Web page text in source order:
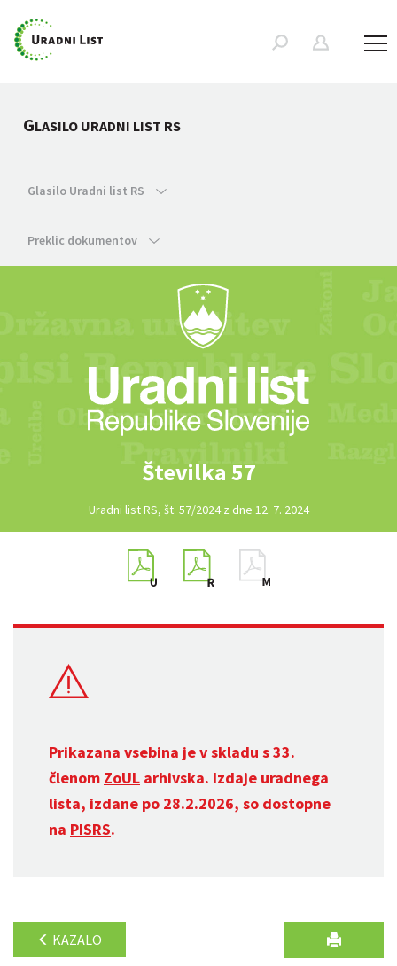
GLASILO URADNI LIST RS
Glasilo Uradni list RS
Preklic dokumentov
Številka 57
Uradni list RS, št. 57/2024 z dne 12. 7. 2024
Prikazana vsebina je v skladu s 33.
členom ZoUL arhivska. Izdaje uradnega
lista, izdane po 28.2.2026, so dostopne
na PISRS.
KAZALO